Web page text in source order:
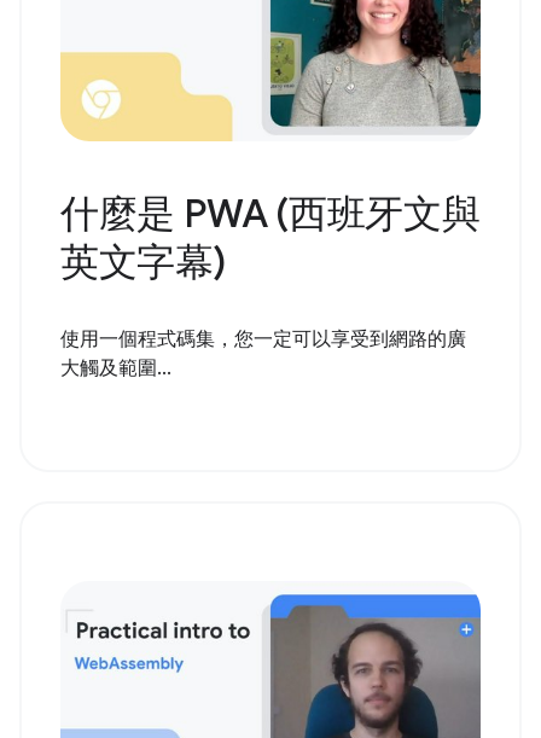
什麼是 PWA (西班牙文與
英文字幕)
使用一個程式碼集，您一定可以享受到網路的廣
大觸及範圍...